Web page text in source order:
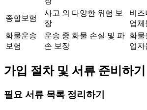
종합보험
사고 외 다양한 위험 보
장
비즈
업체
화물운송
보험
운송 중 화물 손실 및 파
손 보장
화물
업자
가입 절차 및 서류 준비하기
필요 서류 목록 정리하기